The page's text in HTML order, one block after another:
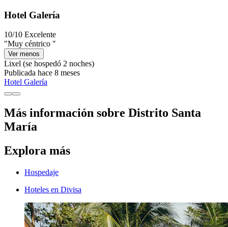
Hotel Galería
10/10 Excelente
"Muy céntrico "
Ver menos
Lixel (se hospedó 2 noches)
Publicada hace 8 meses
Hotel Galería
Más información sobre Distrito Santa
María
Explora más
Hospedaje
Hoteles en Divisa